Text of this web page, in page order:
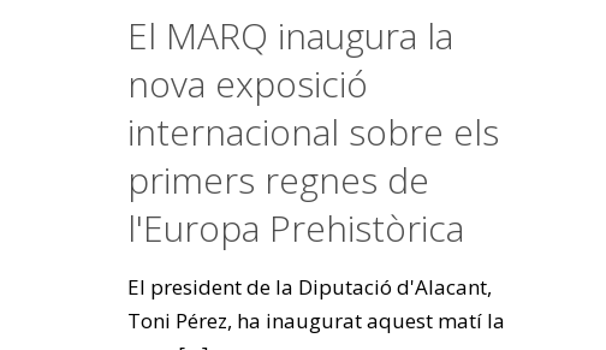
El MARQ inaugura la
nova exposició
internacional sobre els
primers regnes de
l'Europa Prehistòrica
El president de la Diputació d'Alacant,
Toni Pérez, ha inaugurat aquest matí la